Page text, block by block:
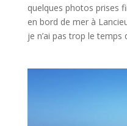
quelques photos prises
en bord de mer à
je n’ai pas trop le temps